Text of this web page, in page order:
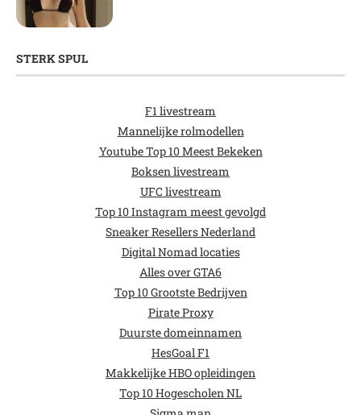
STERK SPUL
F1 livestream
Mannelijke rolmodellen
Youtube Top 10 Meest Bekeken
Boksen livestream
UFC livestream
Top 10 Instagram meest gevolgd
Sneaker Resellers Nederland
Digital Nomad locaties
Alles over GTA6
Top 10 Grootste Bedrijven
Pirate Proxy
Duurste domeinnamen
HesGoal F1
Makkelijke HBO opleidingen
Top 10 Hogescholen NL